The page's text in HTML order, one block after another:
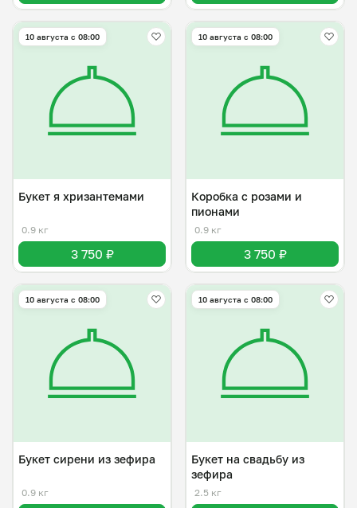
10 августа с 08:00
Букет я хризантемами
0.9 кг
3 750 ₽
10 августа с 08:00
Коробка с розами и
пионами
0.9 кг
3 750 ₽
10 августа с 08:00
Букет сирени из зефира
0.9 кг
10 августа с 08:00
Букет на свадьбу из
зефира
2.5 кг